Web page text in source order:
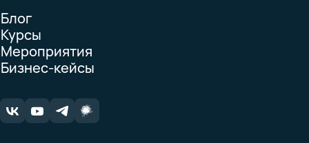
Блог
Курсы
Мероприятия
Бизнес-кейсы